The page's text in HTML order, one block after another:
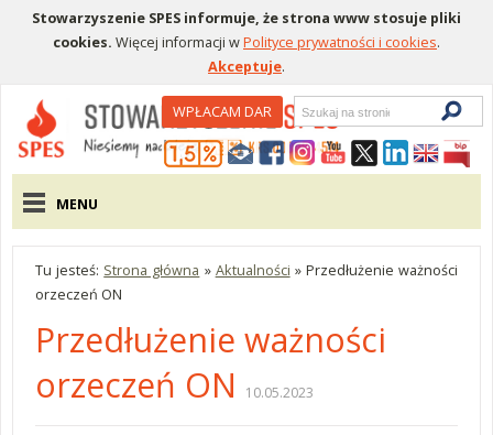
Stowarzyszenie SPES informuje, że strona www stosuje pliki
cookies. Więcej informacji wPolityce prywatności i cookies.
Akceptuje.
Menu pomocniczeWPŁACAM DAR
Wyszukiwarka
Menu główne
MENU
Tu jesteś: Strona główna » Aktualności » Przedłużenie ważności
orzeczeń ON
Przedłużenie ważności
orzeczeń ON
10.05.2023